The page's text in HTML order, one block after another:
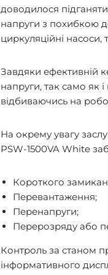
доводилося підганяти
напруги з похибкою
циркуляційні
Завдяки ефективній
напруги, так само як
відбиваючись на
На окрему увагу
PSW-1500VA White
Короткого
Перевантаження;
Перенапруги;
Перерозряду або
Контроль за станом
інформативного